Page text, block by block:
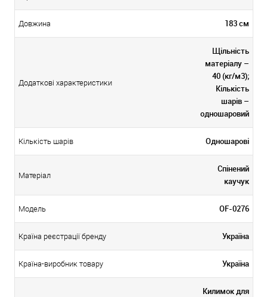
Довжина 183 см
Додаткові характеристики
Щільність
матеріалу –
40 (кг/м3);
Кількість
шарів –
одношаровий
Кількість шарів Одношарові
Матеріал
Спінений
каучук
Модель OF-0276
Країна реєстрації бренду Україна
Країна-виробник товару Україна
Килимок для